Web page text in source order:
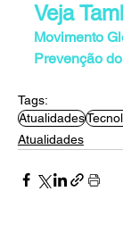
Veja
Movimento
Prevenção
Tags:
Atualidades
Atualidades